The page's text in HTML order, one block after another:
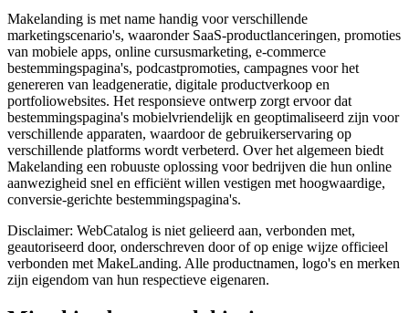
Makelanding is met name handig voor verschillende
marketingscenario's, waaronder SaaS-productlanceringen, promoties
van mobiele apps, online cursusmarketing, e-commerce
bestemmingspagina's, podcastpromoties, campagnes voor het
genereren van leadgeneratie, digitale productverkoop en
portfoliowebsites. Het responsieve ontwerp zorgt ervoor dat
bestemmingspagina's mobielvriendelijk en geoptimaliseerd zijn voor
verschillende apparaten, waardoor de gebruikerservaring op
verschillende platforms wordt verbeterd. Over het algemeen biedt
Makelanding een robuuste oplossing voor bedrijven die hun online
aanwezigheid snel en efficiënt willen vestigen met hoogwaardige,
conversie-gerichte bestemmingspagina's.
Disclaimer: WebCatalog is niet gelieerd aan, verbonden met,
geautoriseerd door, onderschreven door of op enige wijze officieel
verbonden met MakeLanding. Alle productnamen, logo's en merken
zijn eigendom van hun respectieve eigenaren.